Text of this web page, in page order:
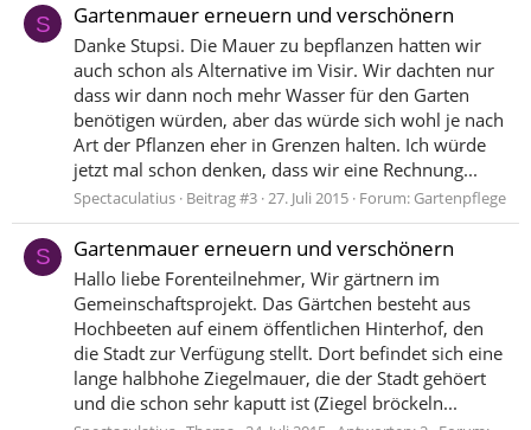
S Gartenmauer erneuern und verschönern
Danke Stupsi. Die Mauer zu bepflanzen hatten wir
auch schon als Alternative im Visir. Wir dachten nur
dass wir dann noch mehr Wasser für den Garten
benötigen würden, aber das würde sich wohl je nach
Art der Pflanzen eher in Grenzen halten. Ich würde
jetzt mal schon denken, dass wir eine Rechnung...
Spectaculatius Beitrag #3 27. Juli 2015 Forum: Gartenpflege
S Gartenmauer erneuern und verschönern
Hallo liebe Forenteilnehmer, Wir gärtnern im
Gemeinschaftsprojekt. Das Gärtchen besteht aus
Hochbeeten auf einem öffentlichen Hinterhof, den
die Stadt zur Verfügung stellt. Dort befindet sich eine
lange halbhohe Ziegelmauer, die der Stadt gehöert
und die schon sehr kaputt ist (Ziegel bröckeln...